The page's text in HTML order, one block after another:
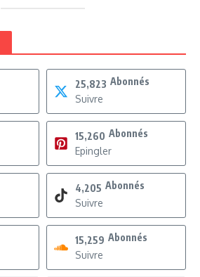
25,823 Abonnés
Suivre
15,260 Abonnés
Epingler
4,205 Abonnés
Suivre
15,259 Abonnés
Suivre